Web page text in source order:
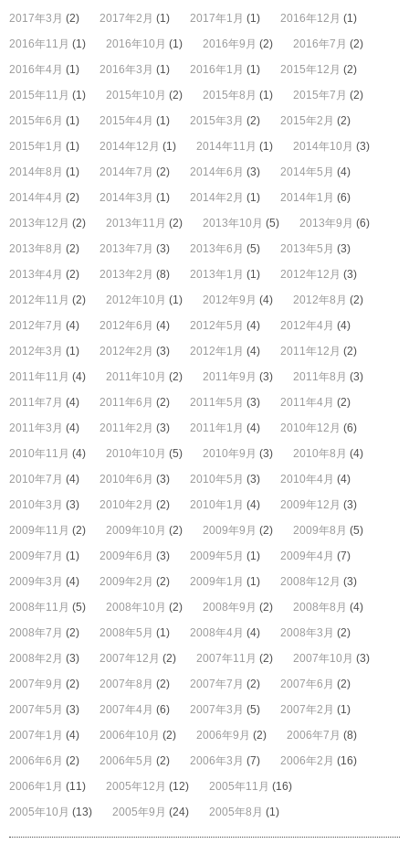
2017年3月 (2) 2017年2月 (1) 2017年1月 (1) 2016年12月 (1)
2016年11月 (1) 2016年10月 (1) 2016年9月 (2) 2016年7月 (2)
2016年4月 (1) 2016年3月 (1) 2016年1月 (1) 2015年12月 (2)
2015年11月 (1) 2015年10月 (2) 2015年8月 (1) 2015年7月 (2)
2015年6月 (1) 2015年4月 (1) 2015年3月 (2) 2015年2月 (2)
2015年1月 (1) 2014年12月 (1) 2014年11月 (1) 2014年10月 (3)
2014年8月 (1) 2014年7月 (2) 2014年6月 (3) 2014年5月 (4)
2014年4月 (2) 2014年3月 (1) 2014年2月 (1) 2014年1月 (6)
2013年12月 (2) 2013年11月 (2) 2013年10月 (5) 2013年9月 (6)
2013年8月 (2) 2013年7月 (3) 2013年6月 (5) 2013年5月 (3)
2013年4月 (2) 2013年2月 (8) 2013年1月 (1) 2012年12月 (3)
2012年11月 (2) 2012年10月 (1) 2012年9月 (4) 2012年8月 (2)
2012年7月 (4) 2012年6月 (4) 2012年5月 (4) 2012年4月 (4)
2012年3月 (1) 2012年2月 (3) 2012年1月 (4) 2011年12月 (2)
2011年11月 (4) 2011年10月 (2) 2011年9月 (3) 2011年8月 (3)
2011年7月 (4) 2011年6月 (2) 2011年5月 (3) 2011年4月 (2)
2011年3月 (4) 2011年2月 (3) 2011年1月 (4) 2010年12月 (6)
2010年11月 (4) 2010年10月 (5) 2010年9月 (3) 2010年8月 (4)
2010年7月 (4) 2010年6月 (3) 2010年5月 (3) 2010年4月 (4)
2010年3月 (3) 2010年2月 (2) 2010年1月 (4) 2009年12月 (3)
2009年11月 (2) 2009年10月 (2) 2009年9月 (2) 2009年8月 (5)
2009年7月 (1) 2009年6月 (3) 2009年5月 (1) 2009年4月 (7)
2009年3月 (4) 2009年2月 (2) 2009年1月 (1) 2008年12月 (3)
2008年11月 (5) 2008年10月 (2) 2008年9月 (2) 2008年8月 (4)
2008年7月 (2) 2008年5月 (1) 2008年4月 (4) 2008年3月 (2)
2008年2月 (3) 2007年12月 (2) 2007年11月 (2) 2007年10月 (3)
2007年9月 (2) 2007年8月 (2) 2007年7月 (2) 2007年6月 (2)
2007年5月 (3) 2007年4月 (6) 2007年3月 (5) 2007年2月 (1)
2007年1月 (4) 2006年10月 (2) 2006年9月 (2) 2006年7月 (8)
2006年6月 (2) 2006年5月 (2) 2006年3月 (7) 2006年2月 (16)
2006年1月 (11) 2005年12月 (12) 2005年11月 (16)
2005年10月 (13) 2005年9月 (24) 2005年8月 (1)